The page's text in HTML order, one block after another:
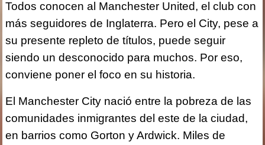
Todos conocen al Manchester United, el club con
más seguidores de Inglaterra. Pero el City, pese a
su presente repleto de títulos, puede seguir
siendo un desconocido para muchos. Por eso,
conviene poner el foco en su historia.
El Manchester City nació entre la pobreza de las
comunidades inmigrantes del este de la ciudad,
en barrios como Gorton y Ardwick. Miles de